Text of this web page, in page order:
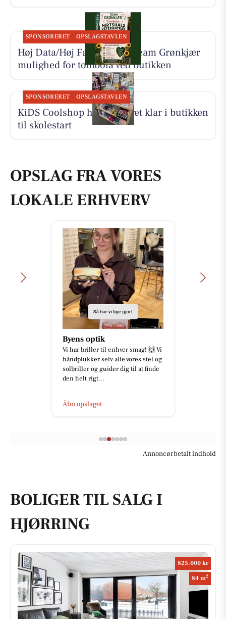
SPONSORERET OPSLAGSTAVLEN
Høj Data/Høj Farver giver Team Grønkjær
mulighed for tombola ved butikken
SPONSORERET OPSLAGSTAVLEN
KiDS Coolshop har udvalget klar i butikken
til skolestart
OPSLAG FRA VORES
LOKALE ERHVERV
SPAR SKALLERUP A/S
Der er skarpe priser på
programmet i ugens avis til din
sensommer! Her ser du nogle af
hverdagens favoritter 🧀Klovborg
Åbn opslaget
Annoncørbetalt indhold
BOLIGER TIL SALG I
HJØRRING
825.000 kr
84 m2